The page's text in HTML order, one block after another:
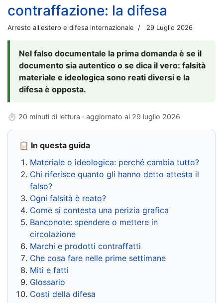
contraffazione: la difesa
Arresto all'estero e difesa internazionale 29 Luglio 2026
Nel falso documentale la prima domanda è se il
documento sia autentico o se dica il vero: falsità
materiale e ideologica sono reati diversi e la
difesa è opposta.
⏱ 20 minuti di lettura · aggiornato al 29 luglio 2026
📋 In questa guida
Materiale o ideologica: perché cambia tutto?
Chi riferisce quanto gli hanno detto attesta il
falso?
Ogni falsità è reato?
Come si contesta una perizia grafica
Banconote: spendere o mettere in
circolazione
Marchi e prodotti contraffatti
Che cosa fare nelle prime settimane
Miti e fatti
Glossario
Costi della difesa